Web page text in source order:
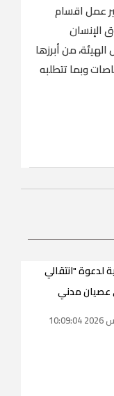
عمل اقسام
الإنسان
من أبرزها
وبما تتطلبه
لدعوة "انتقالي
عصيان مدني